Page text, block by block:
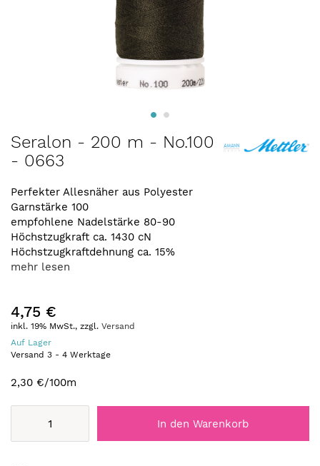
Anfang
der
springen
Seralon - 200 m - No.100
- 0663
Perfekter Allesnäher aus Polyester
Garnstärke 100
empfohlene Nadelstärke 80-90
Höchstzugkraft ca. 1430 cN
Höchstzugkraftdehnung ca. 15%
mehr lesen
4,75 €
inkl. 19% MwSt., zzgl. Versand
Auf Lager
Versand 3 - 4 Werktage
2,30 €/100m
In den Warenkorb